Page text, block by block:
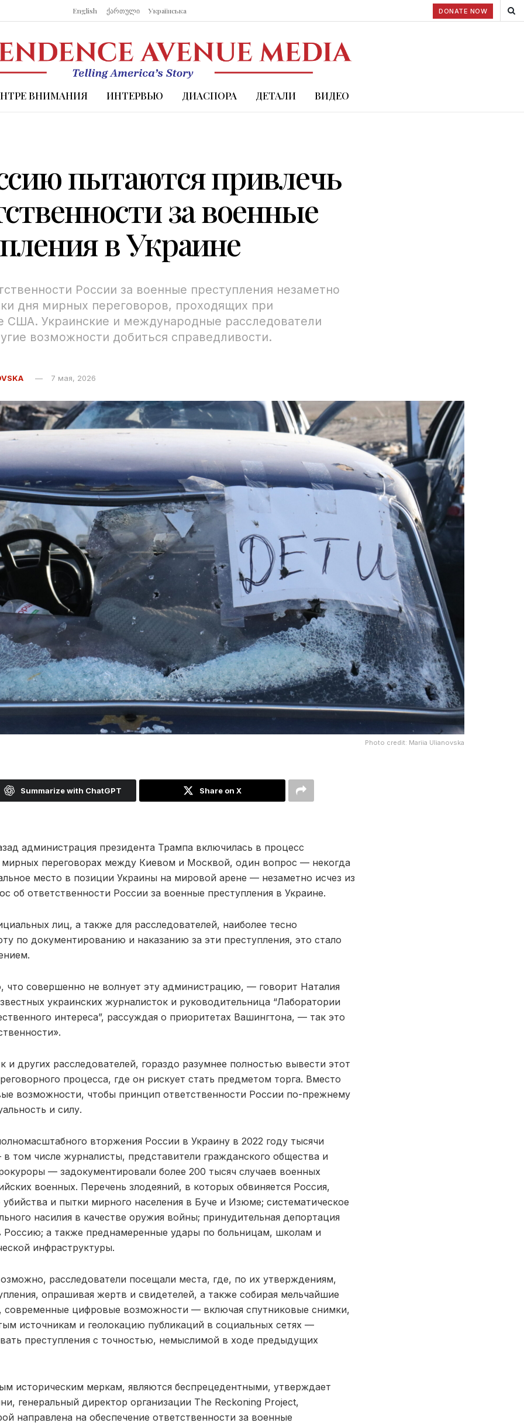
English ქართული Українська DONATE NOW
ВНИМАНИЯ ИНТЕРВЬЮ ДИАСПОРА ДЕТАЛИ ВИДЕО
пытаются привлечь
за военные
в Украине
России за военные преступления незаметно
дня мирных переговоров, проходящих при
США. Украинские и международные расследователи
возможности добиться справедливости.
7 мая, 2026
Photo credit: Mariia Ulianovska
Summarize with ChatGPT Share on X
администрация президента Трампа включилась в процесс
мирных переговорах между Киевом и Москвой, один вопрос — некогда
место в позиции Украины на мировой арене — незаметно исчез из
об ответственности России за военные преступления в Украине.
лиц, а также для расследователей, наиболее тесно
по документированию и наказанию за эти преступления, это стало
что совершенно не волнует эту администрацию, — говорит Наталия
украинских журналисток и руководительница “Лаборатории
интереса”, рассуждая о приоритетах Вашингтона, — так это
других расследователей, гораздо разумнее полностью вывести этот
процесса, где он рискует стать предметом торга. Вместо
возможности, чтобы принцип ответственности России по-прежнему
и силу.
вторжения России в Украину в 2022 году тысячи
том числе журналисты, представители гражданского общества и
— задокументировали более 200 тысяч случаев военных
военных. Перечень злодеяний, в которых обвиняется Россия,
и пытки мирного населения в Буче и Изюме; систематическое
насилия в качестве оружия войны; принудительная депортация
Россию; а также преднамеренные удары по больницам, школам и
инфраструктуры.
расследователи посещали места, где, по их утверждениям,
опрашивая жертв и свидетелей, а также собирая мельчайшие
цифровые возможности — включая спутниковые снимки,
источникам и геолокацию публикаций в социальных сетях —
преступления с точностью, немыслимой в ходе предыдущих
историческим меркам, являются беспрецедентными, утверждает
генеральный директор организации The Reckoning Project,
направлена ​​на обеспечение ответственности за военные